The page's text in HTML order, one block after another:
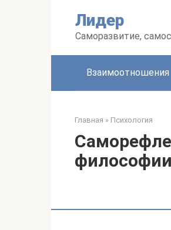
Лидер
Саморазвитие,
Взаимоотношения
Главная » Психология
философии